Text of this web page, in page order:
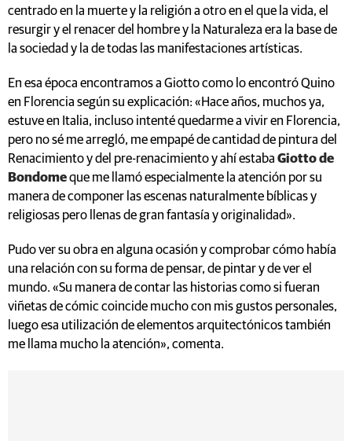
centrado en la muerte y la religión a otro en el que la vida, el
resurgir y el renacer del hombre y la Naturaleza era la base de
la sociedad y la de todas las manifestaciones artísticas.
En esa época encontramos a Giotto como lo encontró Quino
en Florencia según su explicación: «Hace años, muchos ya,
estuve en Italia, incluso intenté quedarme a vivir en Florencia,
pero no sé me arregló, me empapé de cantidad de pintura del
Renacimiento y del pre-renacimiento y ahí estaba Giotto de
Bondomeque me llamó especialmente la atención por su
manera de componer las escenas naturalmente bíblicas y
religiosas pero llenas de gran fantasía y originalidad».
Pudo ver su obra en alguna ocasión y comprobar cómo había
una relación con su forma de pensar, de pintar y de ver el
mundo. «Su manera de contar las historias como si fueran
viñetas de cómic coincide mucho con mis gustos personales,
luego esa utilización de elementos arquitectónicos también
me llama mucho la atención», comenta.